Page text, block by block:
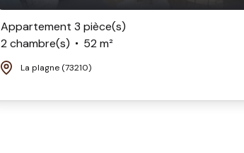
Appartement 3 pièce(s)
2 chambre(s)
52 m²
La plagne (73210)